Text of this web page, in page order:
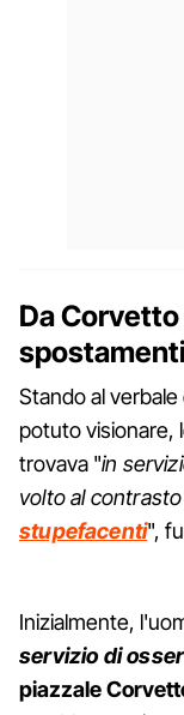
Da
Stando al
potuto visionare,
trovava "in
volto al
stupefacenti",
Inizialmente,
servizio di
piazzale